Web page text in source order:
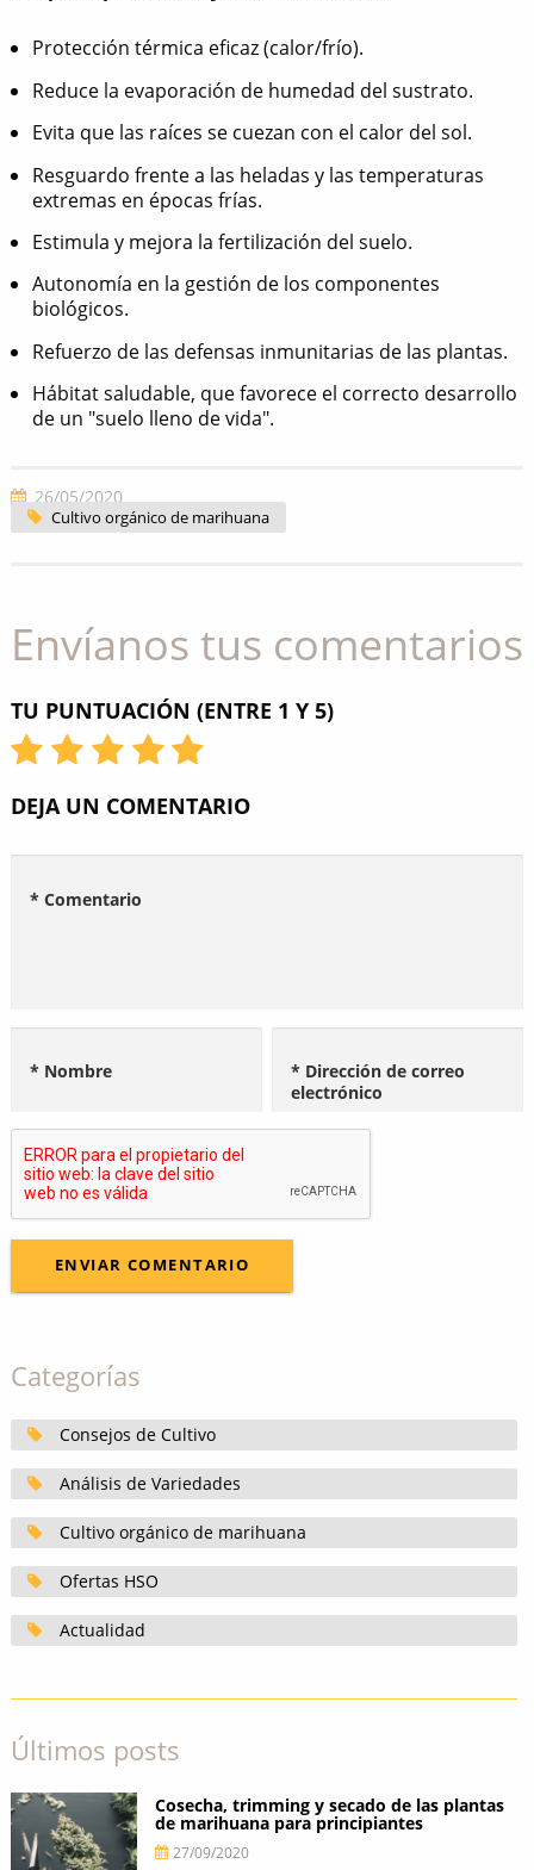
Protección térmica eficaz (calor/frío).
Reduce la evaporación de humedad del sustrato.
Evita que las raíces se cuezan con el calor del sol.
Resguardo frente a las heladas y las temperaturas
extremas en épocas frías.
Estimula y mejora la fertilización del suelo.
Autonomía en la gestión de los componentes
biológicos.
Refuerzo de las defensas inmunitarias de las plantas.
Hábitat saludable, que favorece el correcto desarrollo
de un "suelo lleno de vida".
26/05/2020
Cultivo orgánico de marihuana
Envíanos tus comentarios
TU PUNTUACIÓN (ENTRE 1 Y 5)
DEJA UN COMENTARIO
* Comentario
* Nombre
* Dirección de correo
electrónico
Categorías
Consejos de Cultivo
Análisis de Variedades
Cultivo orgánico de marihuana
Ofertas HSO
Actualidad
Últimos posts
Cosecha, trimming y secado de las plantas
de marihuana para principiantes
27/09/2020